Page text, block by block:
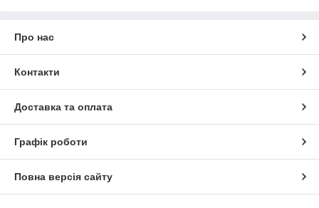
Про нас
Контакти
Доставка та оплата
Графік роботи
Повна версія сайту